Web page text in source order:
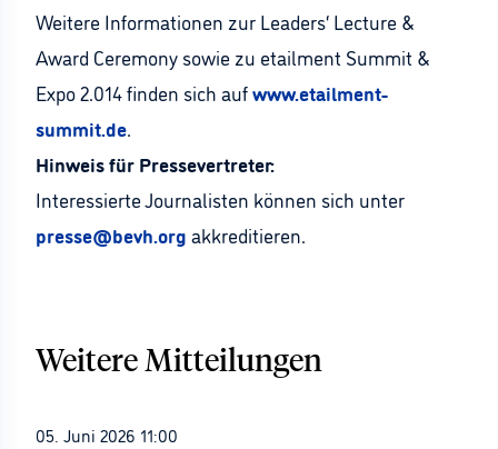
Weitere Informationen zur Leaders‘ Lecture &
Award Ceremony sowie zu etailment Summit &
Expo 2.014 finden sich aufwww.etailment-
summit.de.
Hinweis für Pressevertreter:
Interessierte Journalisten können sich unter
presse@bevh.org akkreditieren.
Weitere Mitteilungen
05. Juni 2026 11:00